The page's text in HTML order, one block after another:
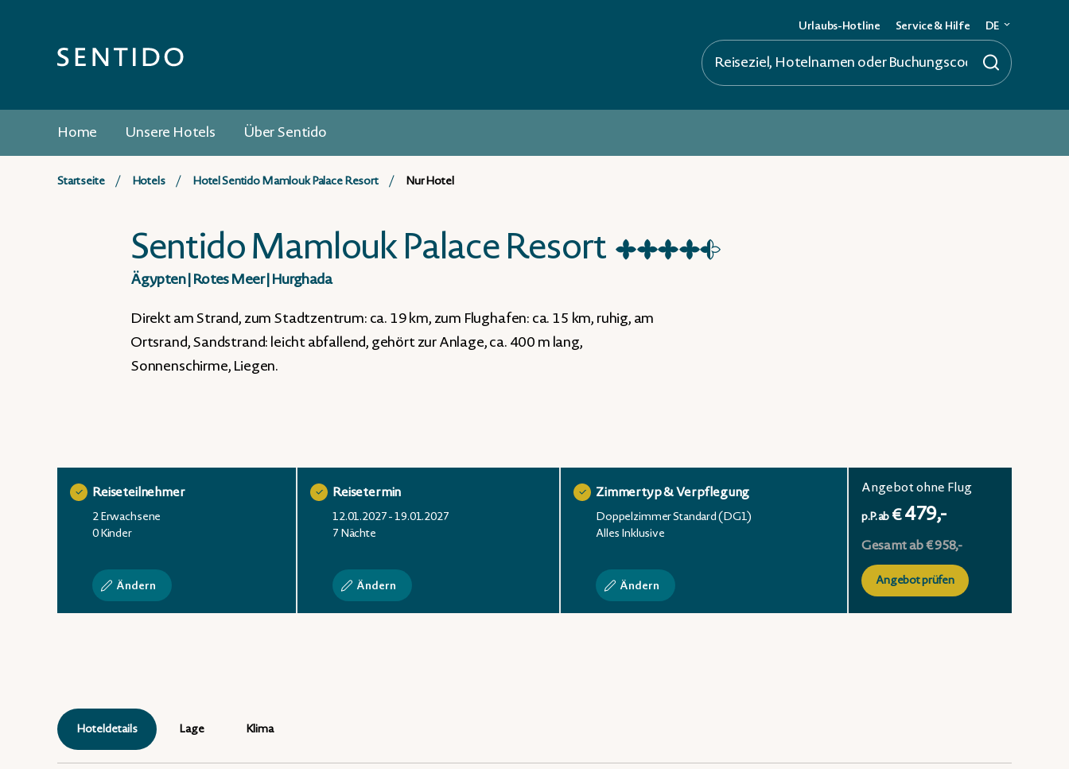
Urlaubs-Hotline Service & Hilfe DE
Deutsch
Home Unsere Hotels Über Sentido
Startseite Hotels Hotel Sentido Mamlouk Palace Resort Nur Hotel
Sentido Mamlouk Palace Resort ★★★★☆
Ägypten|Rotes Meer|Hurghada
Direkt am Strand, zum Stadtzentrum: ca. 19 km, zum Flughafen: ca. 15 km, ruhig, am
Ortsrand, Sandstrand: leicht abfallend, gehört zur Anlage, ca. 400 m lang,
Sonnenschirme, Liegen.
Angebot ohne Flug
p.P. ab €479,-
Gesamt ab € 958,-
Angebot prüfen
Reiseteilnehmer
2 Erwachsene
0 Kinder
Ändern
Reisetermin
12.01.2027 - 19.01.2027
7 Nächte
Ändern
Zimmertyp & Verpflegung
Doppelzimmer Standard (DG1)
Alles Inklusive
Ändern
Hoteldetails Lage Klima